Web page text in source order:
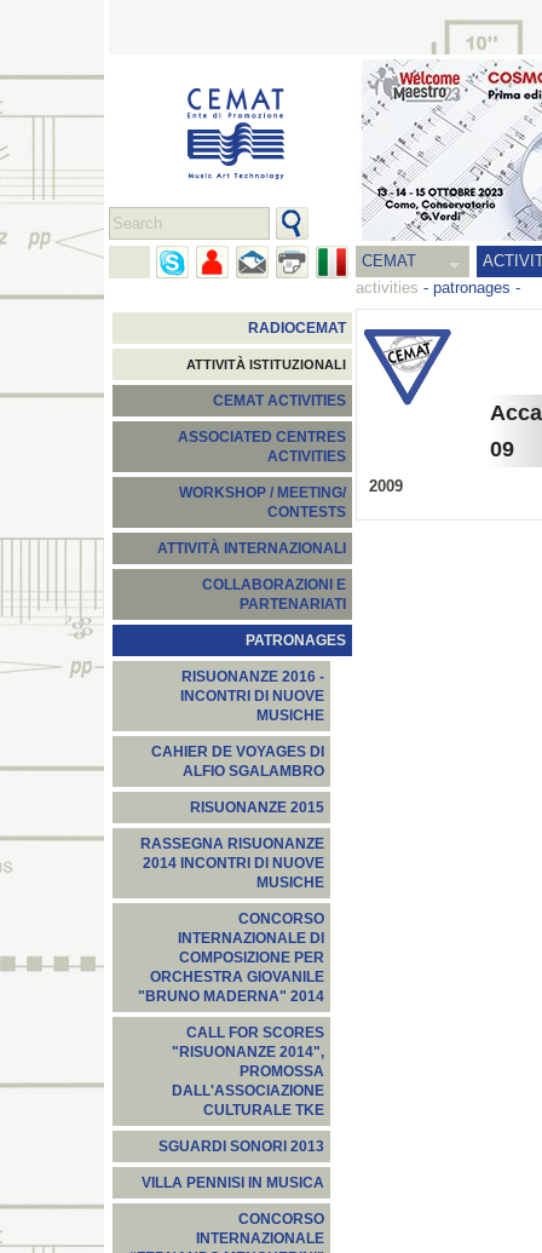
CEMAT
activities - patronages -
RADIOCEMAT
ATTIVITÀ ISTITUZIONALI
CEMAT ACTIVITIES
ASSOCIATED CENTRES
ACTIVITIES
WORKSHOP / MEETING/
CONTESTS
ATTIVITÀ INTERNAZIONALI
COLLABORAZIONI E
PARTENARIATI
PATRONAGES
RISUONANZE 2016 -
INCONTRI DI NUOVE
MUSICHE
CAHIER DE VOYAGES DI
ALFIO SGALAMBRO
RISUONANZE 2015
RASSEGNA RISUONANZE
2014 INCONTRI DI NUOVE
MUSICHE
CONCORSO
INTERNAZIONALE DI
COMPOSIZIONE PER
ORCHESTRA GIOVANILE
"BRUNO MADERNA" 2014
CALL FOR SCORES
"RISUONANZE 2014",
PROMOSSA
DALL'ASSOCIAZIONE
CULTURALE TKE
SGUARDI SONORI 2013
VILLA PENNISI IN MUSICA
CONCORSO
INTERNAZIONALE
09
2009